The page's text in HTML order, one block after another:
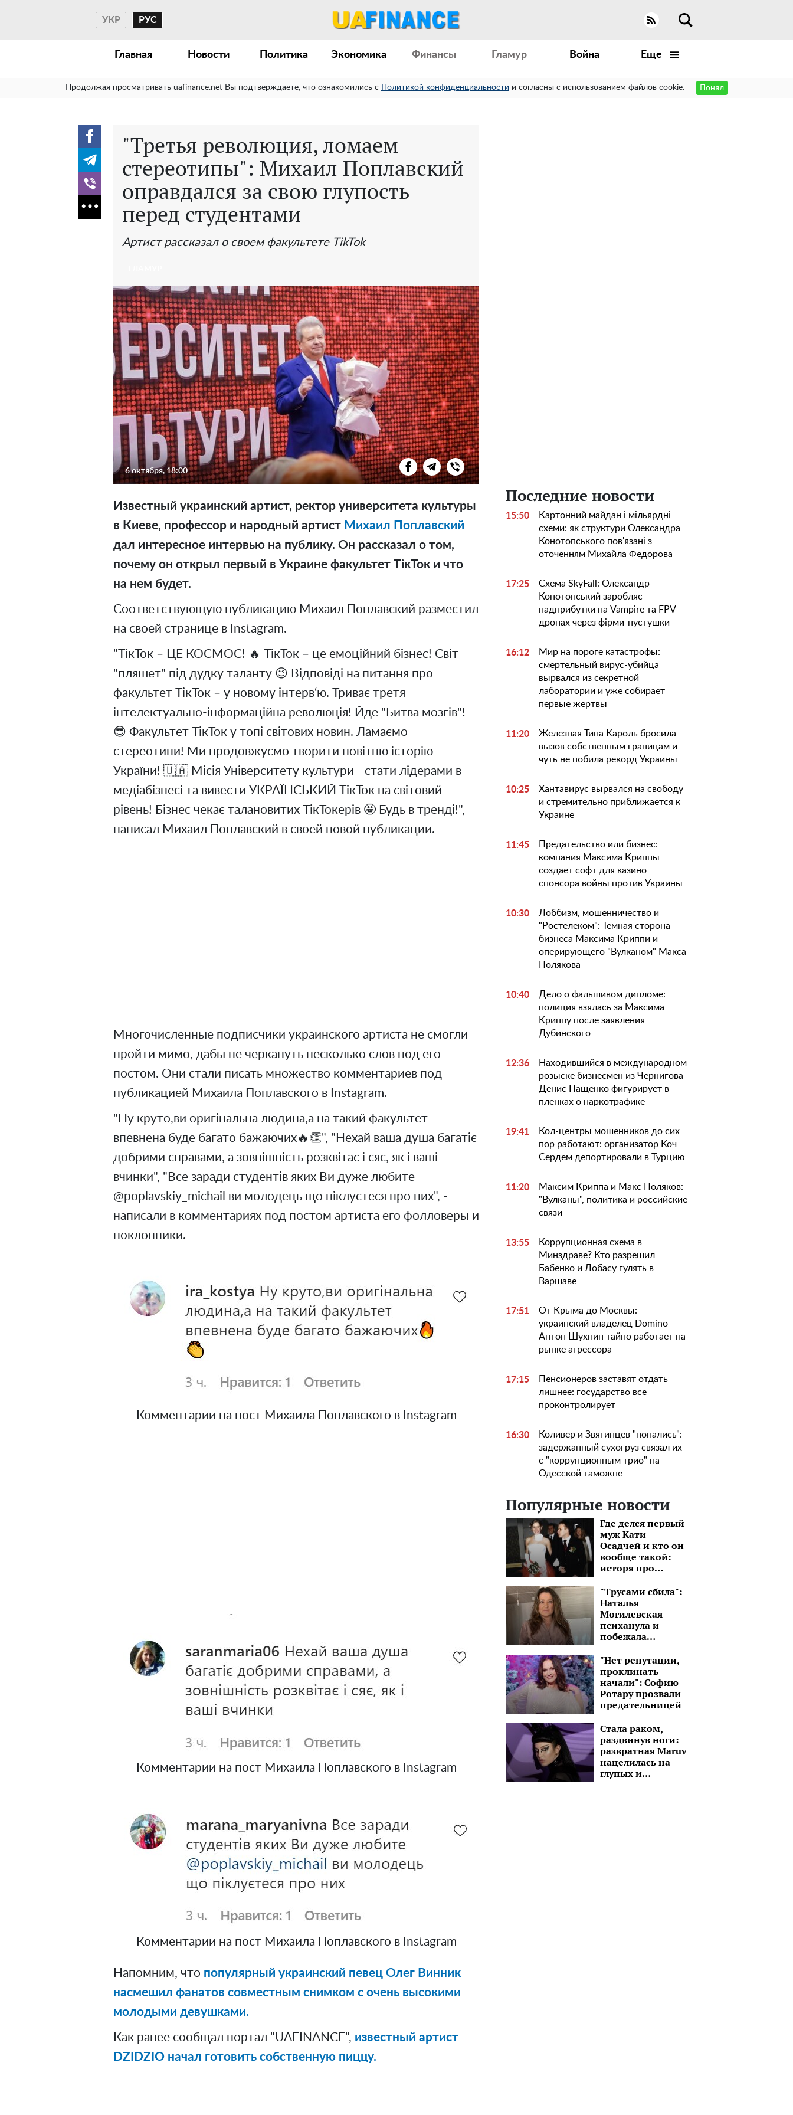
УКР РУС
Главная Новости Политика Экономика Финансы Гламур Война Еще
Продолжая просматривать uafinance.net Вы подтверждаете, что ознакомились с Политикой конфиденциальности и согласны с использованием файлов cookie. Понял
"Третья революция, ломаем
стереотипы": Михаил Поплавский
оправдался за свою глупость
перед студентами
Артист рассказал о своем факультете TikTok
6 октября, 18:00
Известный украинский артист, ректор университета культуры
в Киеве, профессор и народный артист Михаил Поплавский
дал интересное интервью на публику. Он рассказал о том,
почему он открыл первый в Украине факультет ТікТок и что
на нем будет.
Соответствующую публикацию Михаил Поплавский разместил
на своей странице в Instagram.
"ТікТок – ЦЕ КОСМОС! 🔥 ТікТок – це емоційний бізнес! Світ
"пляшет" під дудку таланту 😉 Відповіді на питання про
факультет ТікТок – у новому інтерв‘ю. Триває третя
інтелектуально-інформаційна революція! Йде "Битва мозгів"!
😎 Факультет ТікТок у топі світових новин. Ламаємо
стереотипи! Ми продовжуємо творити новітню історію
України! 🇺🇦 Місія Університету культури - стати лідерами в
медіабізнесі та вивести УКРАЇНСЬКИЙ ТікТок на світовий
рівень! Бізнес чекає талановитих ТікТокерів 🤩 Будь в тренді!", -
написал Михаил Поплавский в своей новой публикации.
Многочисленные подписчики украинского артиста не смогли
пройти мимо, дабы не черкануть несколько слов под его
постом. Они стали писать множество комментариев под
публикацией Михаила Поплавского в Instagram.
"Ну круто,ви оригінальна людина,а на такий факультет
впевнена буде багато бажаючих🔥👏", "Нехай ваша душа багатіє
добрими справами, а зовнішність розквітає і сяє, як і ваші
вчинки", "Все заради студентів яких Ви дуже любите
@poplavskiy_michail ви молодець що піклуєтеся про них", -
написали в комментариях под постом артиста его фолловеры и
поклонники.
Комментарии на пост Михаила Поплавского в Instagram
Комментарии на пост Михаила Поплавского в Instagram
Комментарии на пост Михаила Поплавского в Instagram
Напомним, что популярный украинский певец Олег Винник
насмешил фанатов совместным снимком с очень высокими
молодыми девушками.
Как ранее сообщал портал "UAFINANCE", известный артист
DZIDZIO начал готовить собственную пиццу.
Последние новости
15:50
Картонний майдан і мільярдні
схеми: як структури Олександра
Конотопського пов'язані з
оточенням Михайла Федорова
17:25
Схема SkyFall: Олександр
Конотопський заробляє
надприбутки на Vampire та FPV-
дронах через фірми-пустушки
16:12
Мир на пороге катастрофы:
смертельный вирус-убийца
вырвался из секретной
лаборатории и уже собирает
первые жертвы
11:20
Железная Тина Кароль бросила
вызов собственным границам и
чуть не побила рекорд Украины
10:25
Хантавирус вырвался на свободу
и стремительно приближается к
Украине
11:45
Предательство или бизнес:
компания Максима Криппы
создает софт для казино
спонсора войны против Украины
10:30
Лоббизм, мошенничество и
"Ростелеком": Темная сторона
бизнеса Максима Криппи и
оперирующего "Вулканом" Макса
Полякова
10:40
Дело о фальшивом дипломе:
полиция взялась за Максима
Криппу после заявления
Дубинского
12:36
Находившийся в международном
розыске бизнесмен из Чернигова
Денис Пащенко фигурирует в
пленках о наркотрафике
19:41
Кол-центры мошенников до сих
пор работают: организатор Коч
Сердем депортировали в Турцию
11:20
Максим Криппа и Макс Поляков:
"Вулканы", политика и российские
связи
13:55
Коррупционная схема в
Минздраве? Кто разрешил
Бабенко и Лобасу гулять в
Варшаве
17:51
От Крыма до Москвы:
украинский владелец Domino
Антон Шухнин тайно работает на
рынке агрессора
17:15
Пенсионеров заставят отдать
лишнее: государство все
проконтролирует
16:30
Коливер и Звягинцев "попались":
задержанный сухогруз связал их
с "коррупционным трио" на
Одесской таможне
Популярные новости
Где делся первый
муж Кати
Осадчей и кто он
вообще такой:
исторя про
который на 15 лет
старше
"Трусами сбила":
Наталья
Могилевская
психанула и
побежала
дрон-камикадзе
"Нет репутации,
проклинать
начали": Софию
Ротару прозвали
предательницей
Стала раком,
раздвинув ноги:
развратная Maruv
нацелилась на
глупых и